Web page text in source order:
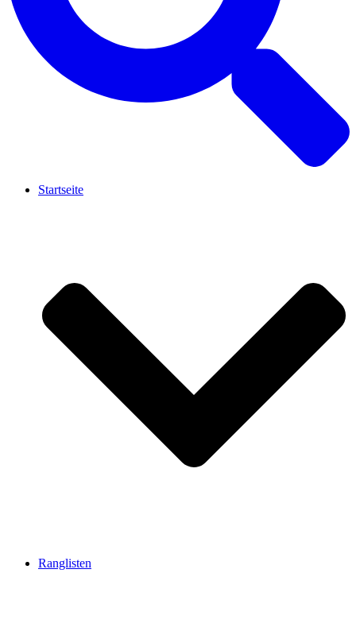
Startseite
Ranglisten